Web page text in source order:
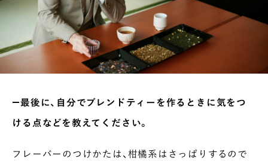
―最後に、自分でブレンドティーを作るときに気をつ
ける点などを教えてください。
フレーバーのつけかたは、柑橘系はさっぱりするので